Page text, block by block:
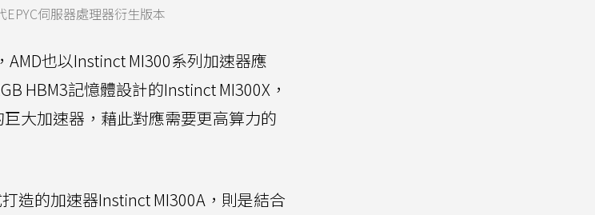
伺服器處理器衍生版本
AMD也以Instinct MI300系列加速器應
HBM3記憶體設計的Instinct MI300X，
大加速器，藉此對應需要更高算力的
造的加速器Instinct MI300A，則是結合